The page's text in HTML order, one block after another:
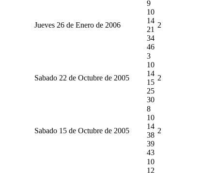
Jueves 26 de Enero de 2006
9
10
14
21
34
46
2
Sabado 22 de Octubre de 2005
3
10
14
15
25
30
2
Sabado 15 de Octubre de 2005
8
10
14
38
39
43
2
10
12